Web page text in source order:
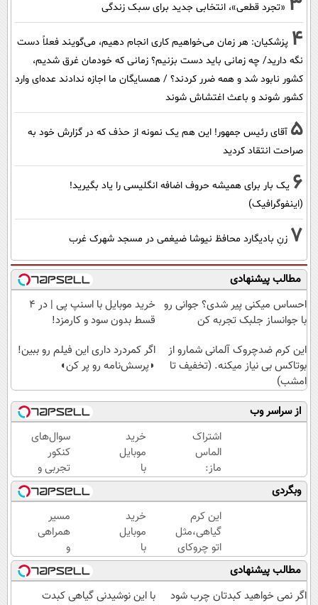
«تجرد قطعی»، انتخابی جدید برای سبک زندگی
4 پزشکیان: هر زمان می‌خواهیم کاری انجام دهیم، می‌گویند فعلاً دست
نگه دارید/ چه زمانی باید دست بزنیم؟ زمانی که خودمان غرق شدیم،
کشور نابود شد و همه ضرر کردند؟ / همسایگان ما اجازه ندادند عده‌ای وارد
کشور شوند و باعث اغتشاش شوند
5 آقای رئیس جمهور! این هم یک نمونه از حذف که در گزارش خود به
صراحت انتقاد کردید
6 یک بار برای همیشه حروف اضافه انگلیسی را یاد بگیرید!
(اینفوگرافیک)
7 زنِ بادیگارد محافظ نیوشا ضیغمی در مسجد شهرک غرب
مطالب پیشنهادی
احساس میکنی پیر شدی؟ جوانی رو
با جوانساز جلبک تجربه کن
خرید موبایل با اسنپ پی | در ۴
قسط بدون سود و کارمزد!
این کرم ضدچروک آلمانی شمارو از
بوتاکس بی نیاز میکنه. (تخفیف تا
امشب)
اگر کمردرد داری این فیلم رو ببین!
◗پرسش‌نامه رو پر کن◖
از سراسر وب
اشتراک
الماس
ماز:
برای
رتبه
یک‌های
کنکور!
خرید
موبایل
با
اسنپ
پی | در
۴
قسط
بدون
سود و
کارمزد!
سوال‌های
کنکور
تجربی و
ریاضی در
پکیج ماز
وبگردی
این کرم
گیاهی،مثل
اتو چروکای
پوستتوصاف
میکنه!50%تخفیف
خرید
موبایل
با
اسنپ
پی | در
۴
مسیر
همراهی
و
گزارش
عملکرد
گروه
مطالب پیشنهادی
اگر نمی خواهید کبدتان چرب شود
با این نوشیدنی گیاهی کبدت